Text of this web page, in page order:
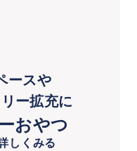
ースや
ー拡充に
おやつ
しくみる